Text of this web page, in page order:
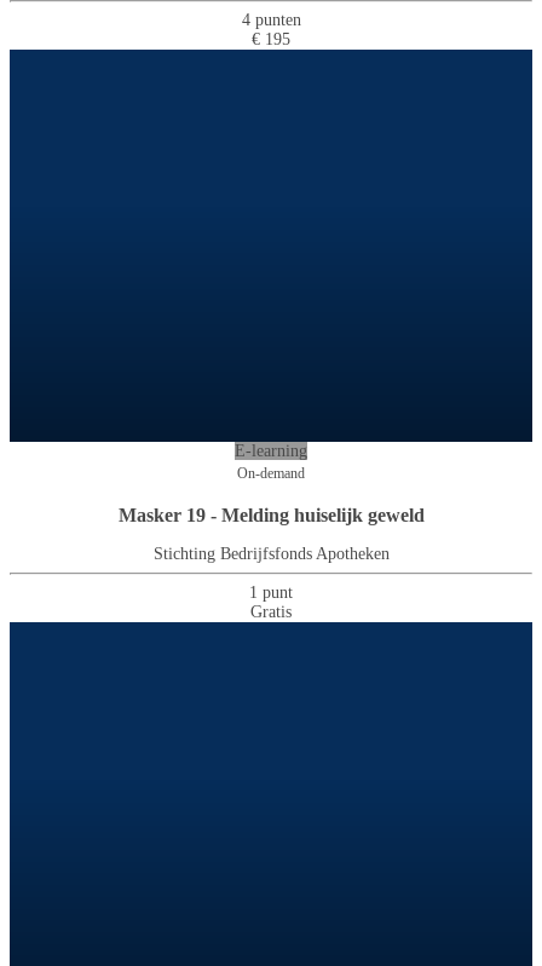
4 punten
€ 195
E-learning
On-demand
Masker 19 - Melding huiselijk geweld
Stichting Bedrijfsfonds Apotheken
1 punt
Gratis